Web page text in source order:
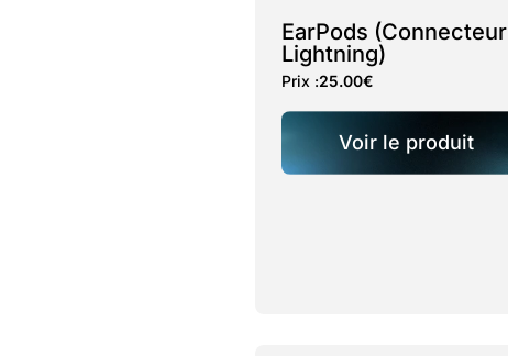
EarPods (Connecteur
Lightning)
Prix :25.00€
Voir le produit